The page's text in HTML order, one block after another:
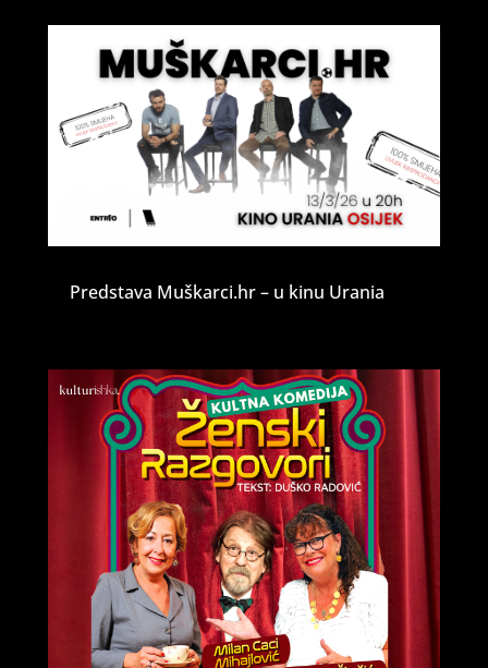
Predstava Muškarci.hr – u kinu Urania